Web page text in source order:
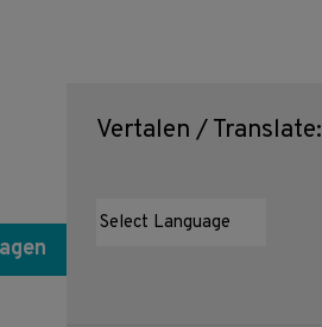
Vertalen / Translate: